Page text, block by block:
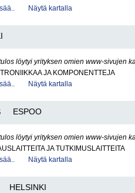
Näytä kartalla
löytyi yrityksen omien www-sivujen
JA KOMPONENTTEJA
Näytä kartalla
ESPOO
löytyi yrityksen omien www-sivujen
JA TUTKIMUSLAITTEITA
Näytä kartalla
HELSINKI